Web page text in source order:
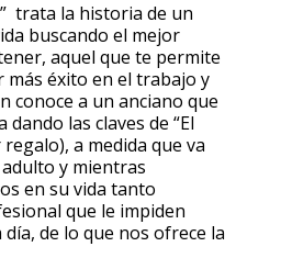
trata la historia de un
buscando el mejor
aquel que te permite
más éxito en el trabajo y
conoce a un anciano que
las claves de “El
a medida que va
y mientras
en su vida tanto
que le impiden
de lo que nos ofrece la